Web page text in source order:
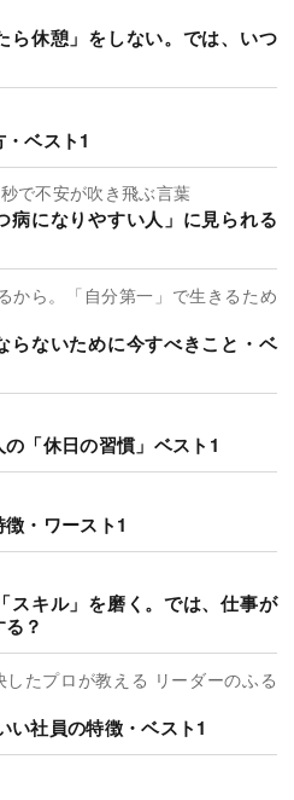
ら休憩」をしない。では、いつ
ベスト1
で不安が吹き飛ぶ言葉
病になりやすい人」に見られる
から。「自分第一」で生きるため
らないために今すべきこと・ベ
「休日の習慣」ベスト1
徴・ワースト1
スキル」を磨く。では、仕事が
？
たプロが教える リーダーのふる
い社員の特徴・ベスト1